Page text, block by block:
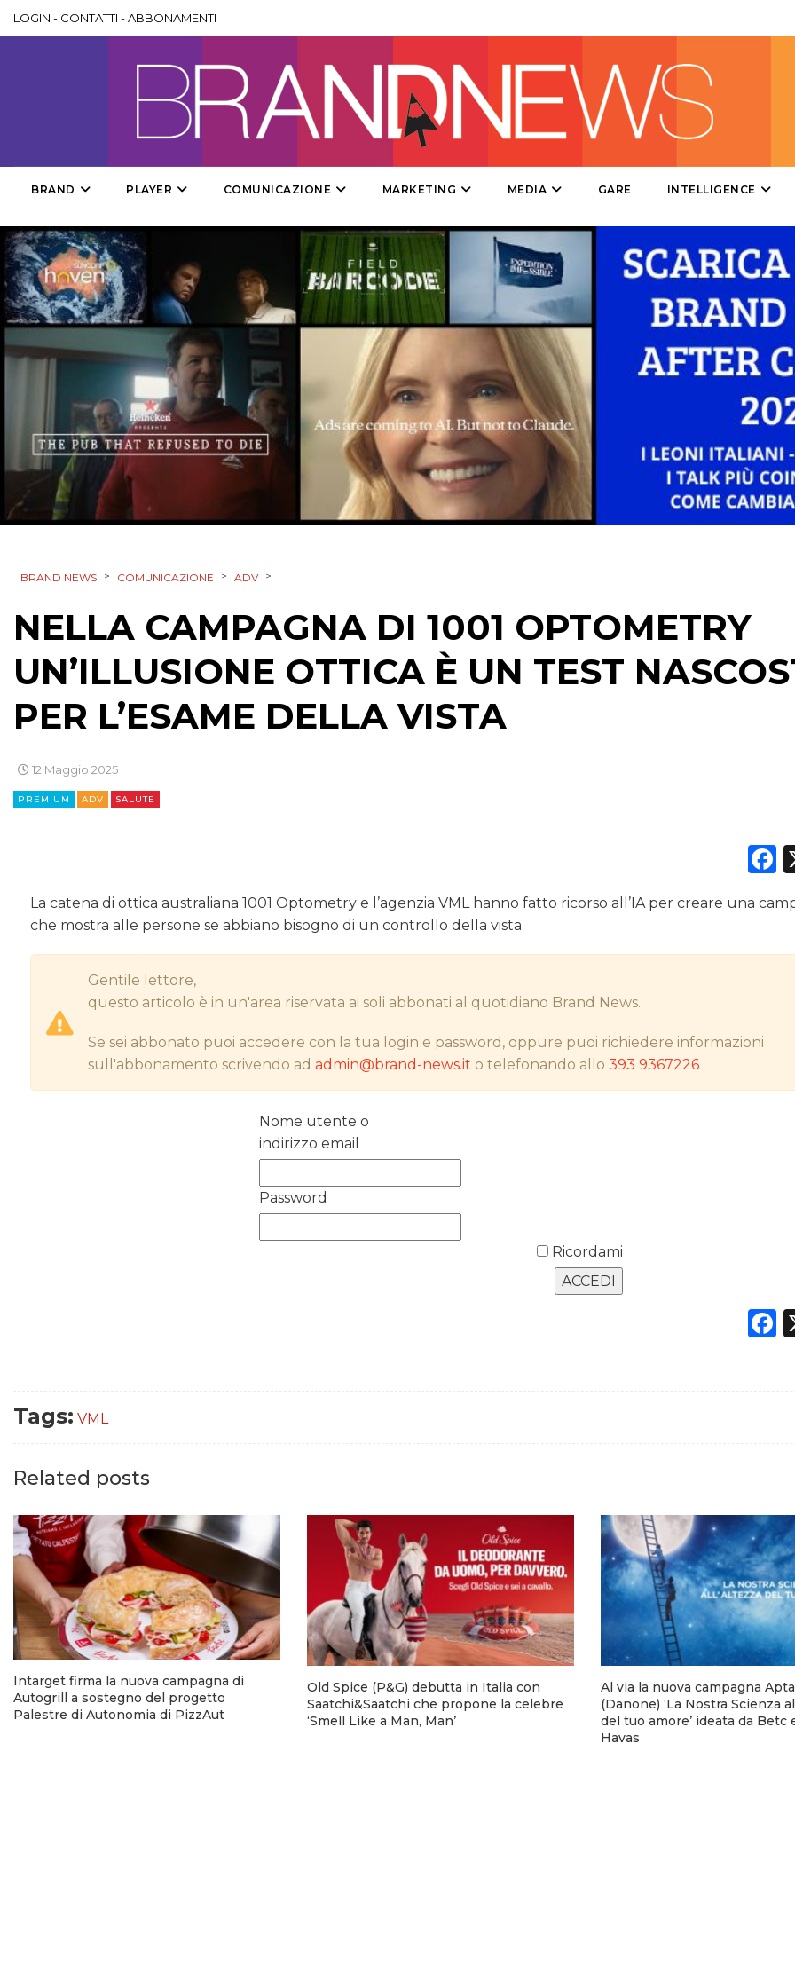
DESIGN
PUNTI VENDITA
CSR
STRATEGIE
CINEMA
ESTERNA
RICERCHE
NORMATIVE
TREND
LOGIN - CONTATTI -ABBONAMENTI
BRAND PLAYER COMUNICAZIONE MARKETING MEDIA GARE INTELLIGENCE
BRAND NEWS > COMUNICAZIONE > ADV >
NELLA CAMPAGNA DI 1001 OPTOMETRY
UN’ILLUSIONE OTTICA È UN TEST
PER L’ESAME DELLA VISTA
12 Maggio 2025
PREMIUM ADV SALUTE
La catena di ottica australiana 1001 Optometry e l’agenzia VML hanno fatto ricorso all’IA per creare una
che mostra alle persone se abbiano bisogno di un controllo della vista.
Gentile lettore,
questo articolo è in un'area riservata ai soli abbonati al quotidiano Brand News.
Se sei abbonato puoi accedere con la tua login e password, oppure puoi richiedere informazioni
sull'abbonamento scrivendo adadmin@brand-news.it o telefonando allo393 9367226
Nome utente o
indirizzo email
Password
Ricordami
Tags: VML
Related posts
Intarget firma la nuova campagna di
Autogrill a sostegno del progetto
Palestre di Autonomia di PizzAut
Old Spice (P&G) debutta in Italia con
Saatchi&Saatchi che propone la celebre
‘Smell Like a Man, Man’
Al via la nuova campagna
(Danone) ‘La Nostra Scienza
del tuo amore’ ideata da Betc
Havas